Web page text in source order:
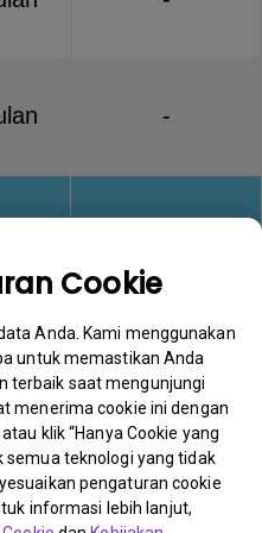
Cookie
Anda. Kami menggunakan
untuk memastikan Anda
terbaik saat mengunjungi
menerima cookie ini dengan
klik “Hanya Cookie yang
semua teknologi yang tidak
pengaturan cookie
informasi lebih lanjut,
-
-
-